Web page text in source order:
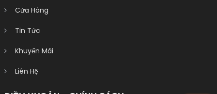
Cửa Hàng
Tin Tức
Khuyến Mãi
Liên Hệ